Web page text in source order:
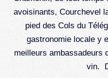
avoisinants, Courchevel
pied des Cols du
gastronomie locale y
meilleurs ambassadeurs
vin.